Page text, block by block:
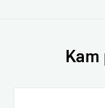
Kam